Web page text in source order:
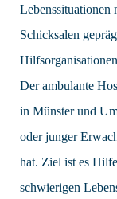
Lebenssituationen
Schicksalen
Der ambulante
in Münster und
oder junger
hat. Ziel ist es
schwierigen